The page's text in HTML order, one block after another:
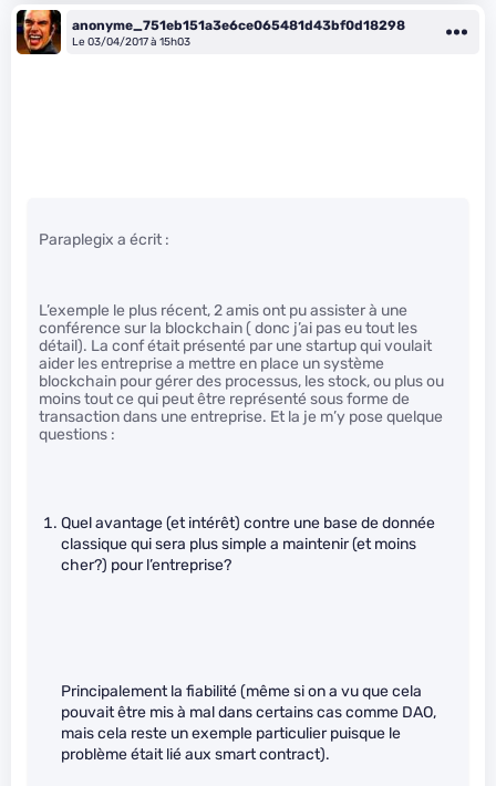
anonyme_751eb151a3e6ce065481d43bf0d18298
Le 03/04/2017 à 15h03
Paraplegix a écrit :
L’exemple le plus récent, 2 amis ont pu assister à une
conférence sur la blockchain ( donc j’ai pas eu tout les
détail). La conf était présenté par une startup qui voulait
aider les entreprise a mettre en place un système
blockchain pour gérer des processus, les stock, ou plus ou
moins tout ce qui peut être représenté sous forme de
transaction dans une entreprise. Et la je m’y pose quelque
questions :
Quel avantage (et intérêt) contre une base de donnée
classique qui sera plus simple a maintenir (et moins
cher?) pour l’entreprise?
Principalement la fiabilité (même si on a vu que cela
pouvait être mis à mal dans certains cas comme DAO,
mais cela reste un exemple particulier puisque le
problème était lié aux smart contract).